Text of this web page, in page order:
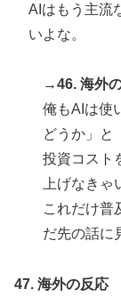
AIはもう主流
いよな。
→46. 海外
俺もAIは使
どうか」と
投資コスト
上げなきゃ
これだけ普
だ先の話に
47. 海外の反応